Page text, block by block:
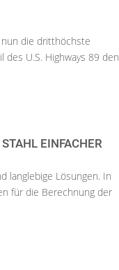
die dritthöchste
des U.S. Highways 89 den
EINFACHER
langlebige Lösungen. In
für die Berechnung der